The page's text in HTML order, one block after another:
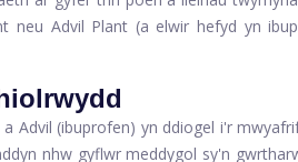
neu Advil Plant (a elwir hefyd yn
Advil (ibuprofen) yn ddiogel i'r
nhw gyflwr meddygol sy'n